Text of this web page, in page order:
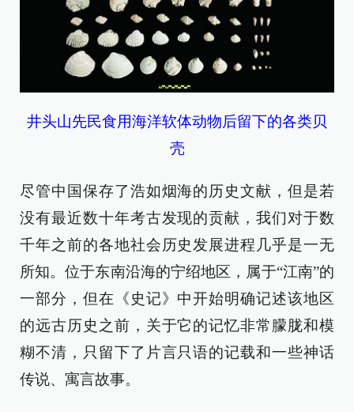
井头山先民食用海洋软体动物后留下的各类贝
壳
尽管中国保存了浩如烟海的历史文献，但是若
没有最近数十年考古发现的贡献，我们对于数
千年之前的各地社会历史发展进程几乎是一无
所知。位于东南沿海的宁绍地区，属于“江南”的
一部分，但在《史记》中开始明确记述该地区
的远古历史之前，关于它的记忆非常朦胧和模
糊不清，只留下了片言只语的记载和一些神话
传说、寓言故事。